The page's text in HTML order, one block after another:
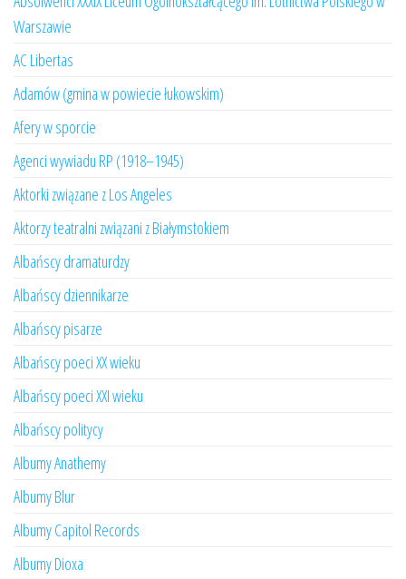
Warszawie
AC Libertas
Adamów (gmina w powiecie łukowskim)
Afery w sporcie
Agenci wywiadu RP (1918–1945)
Aktorki związane z Los Angeles
Aktorzy teatralni związani z Białymstokiem
Albańscy dramaturdzy
Albańscy dziennikarze
Albańscy pisarze
Albańscy poeci XX wieku
Albańscy poeci XXI wieku
Albańscy politycy
Albumy Anathemy
Albumy Blur
Albumy Capitol Records
Albumy Dioxa